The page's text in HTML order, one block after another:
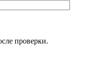
проверки.